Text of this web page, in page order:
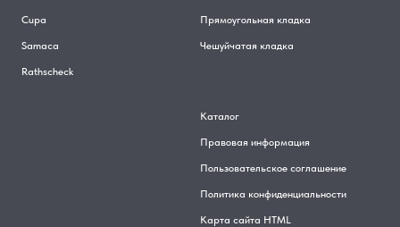
Cupa
Samaca
Rathscheck
Прямоугольная кладка
Чешуйчатая кладка
Каталог
Правовая информация
Пользовательское соглашение
Политика конфиденциальности
Карта сайта HTML